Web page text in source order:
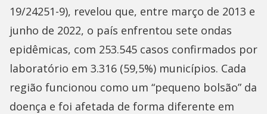
19/24251-9), revelou que, entre março de 2013 e
junho de 2022, o país enfrentou sete ondas
epidêmicas, com 253.545 casos confirmados por
laboratório em 3.316 (59,5%) municípios. Cada
região funcionou como um “pequeno bolsão” da
doença e foi afetada de forma diferente em